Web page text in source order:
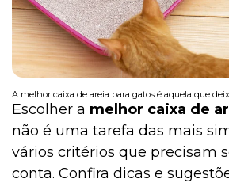
Saúde
A melhor caixa de areia para gatos é aquela que
Escolher a melhor caixa de
não é uma tarefa das mais
vários critérios que precisam
conta. Confira dicas e